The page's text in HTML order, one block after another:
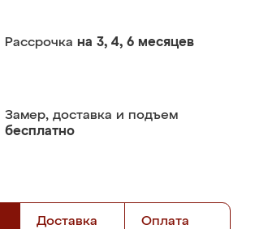
Рассрочка на 3, 4, 6 месяцев
Замер, доставка и подъем
бесплатно
Доставка Оплата